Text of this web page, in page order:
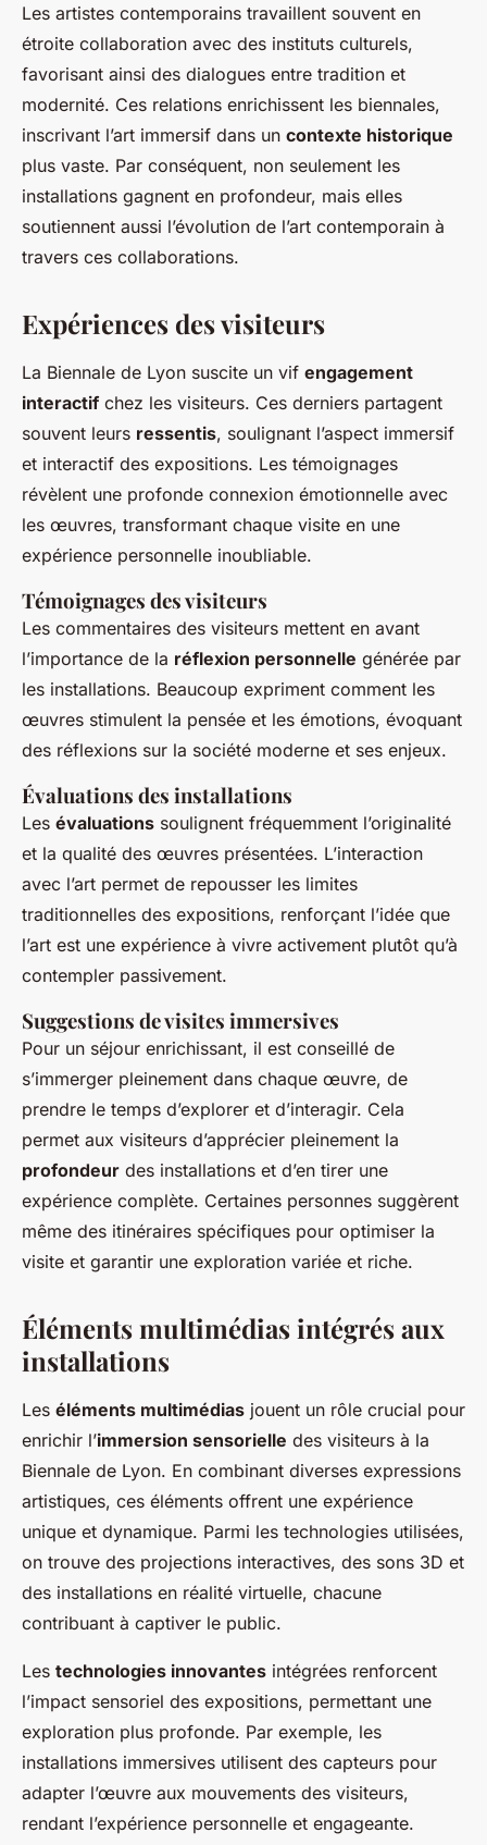
Les artistes contemporains travaillent souvent en
étroite collaboration avec des instituts culturels,
favorisant ainsi des dialogues entre tradition et
modernité. Ces relations enrichissent les biennales,
inscrivant l’art immersif dans un contexte historique
plus vaste. Par conséquent, non seulement les
installations gagnent en profondeur, mais elles
soutiennent aussi l’évolution de l’art contemporain à
travers ces collaborations.
Expériences des visiteurs
La Biennale de Lyon suscite un vif engagement
interactif chez les visiteurs. Ces derniers partagent
souvent leurs ressentis, soulignant l’aspect immersif
et interactif des expositions. Les témoignages
révèlent une profonde connexion émotionnelle avec
les œuvres, transformant chaque visite en une
expérience personnelle inoubliable.
Témoignages des visiteurs
Les commentaires des visiteurs mettent en avant
l’importance de la réflexion personnelle générée par
les installations. Beaucoup expriment comment les
œuvres stimulent la pensée et les émotions, évoquant
des réflexions sur la société moderne et ses enjeux.
Évaluations des installations
Les évaluations soulignent fréquemment l’originalité
et la qualité des œuvres présentées. L’interaction
avec l’art permet de repousser les limites
traditionnelles des expositions, renforçant l’idée que
l’art est une expérience à vivre activement plutôt qu’à
contempler passivement.
Suggestions de visites immersives
Pour un séjour enrichissant, il est conseillé de
s’immerger pleinement dans chaque œuvre, de
prendre le temps d’explorer et d’interagir. Cela
permet aux visiteurs d’apprécier pleinement la
profondeur des installations et d’en tirer une
expérience complète. Certaines personnes suggèrent
même des itinéraires spécifiques pour optimiser la
visite et garantir une exploration variée et riche.
Éléments multimédias intégrés aux
installations
Les éléments multimédias jouent un rôle crucial pour
enrichir l’immersion sensorielle des visiteurs à la
Biennale de Lyon. En combinant diverses expressions
artistiques, ces éléments offrent une expérience
unique et dynamique. Parmi les technologies utilisées,
on trouve des projections interactives, des sons 3D et
des installations en réalité virtuelle, chacune
contribuant à captiver le public.
Les technologies innovantes intégrées renforcent
l’impact sensoriel des expositions, permettant une
exploration plus profonde. Par exemple, les
installations immersives utilisent des capteurs pour
adapter l’œuvre aux mouvements des visiteurs,
rendant l’expérience personnelle et engageante.